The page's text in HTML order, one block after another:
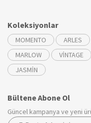
Koleksiyonlar
MOMENTO ARLES
MARLOW
VİNTAGE
JASMİN
Bültene Abone Ol
Güncel kampanya ve yeni